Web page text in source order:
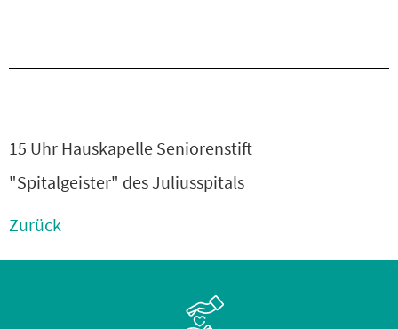
15 Uhr Hauskapelle Seniorenstift
"Spitalgeister" des Juliusspitals
Zurück